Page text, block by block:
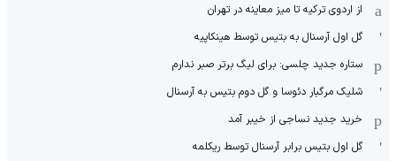
از اردوی ترکیه تا میز معاینه در تهران
گل اول آرسنال به بتیس توسط هینکاپیه
ستاره جدید چلسی: برای لیگ برتر صبر ندارم
شلیک مرگبار دئوسا و گل دوم بتیس به آرسنال
خرید جدید نساجی از خیبر آمد
گل اول بتیس برابر آرسنال توسط ریکلمه